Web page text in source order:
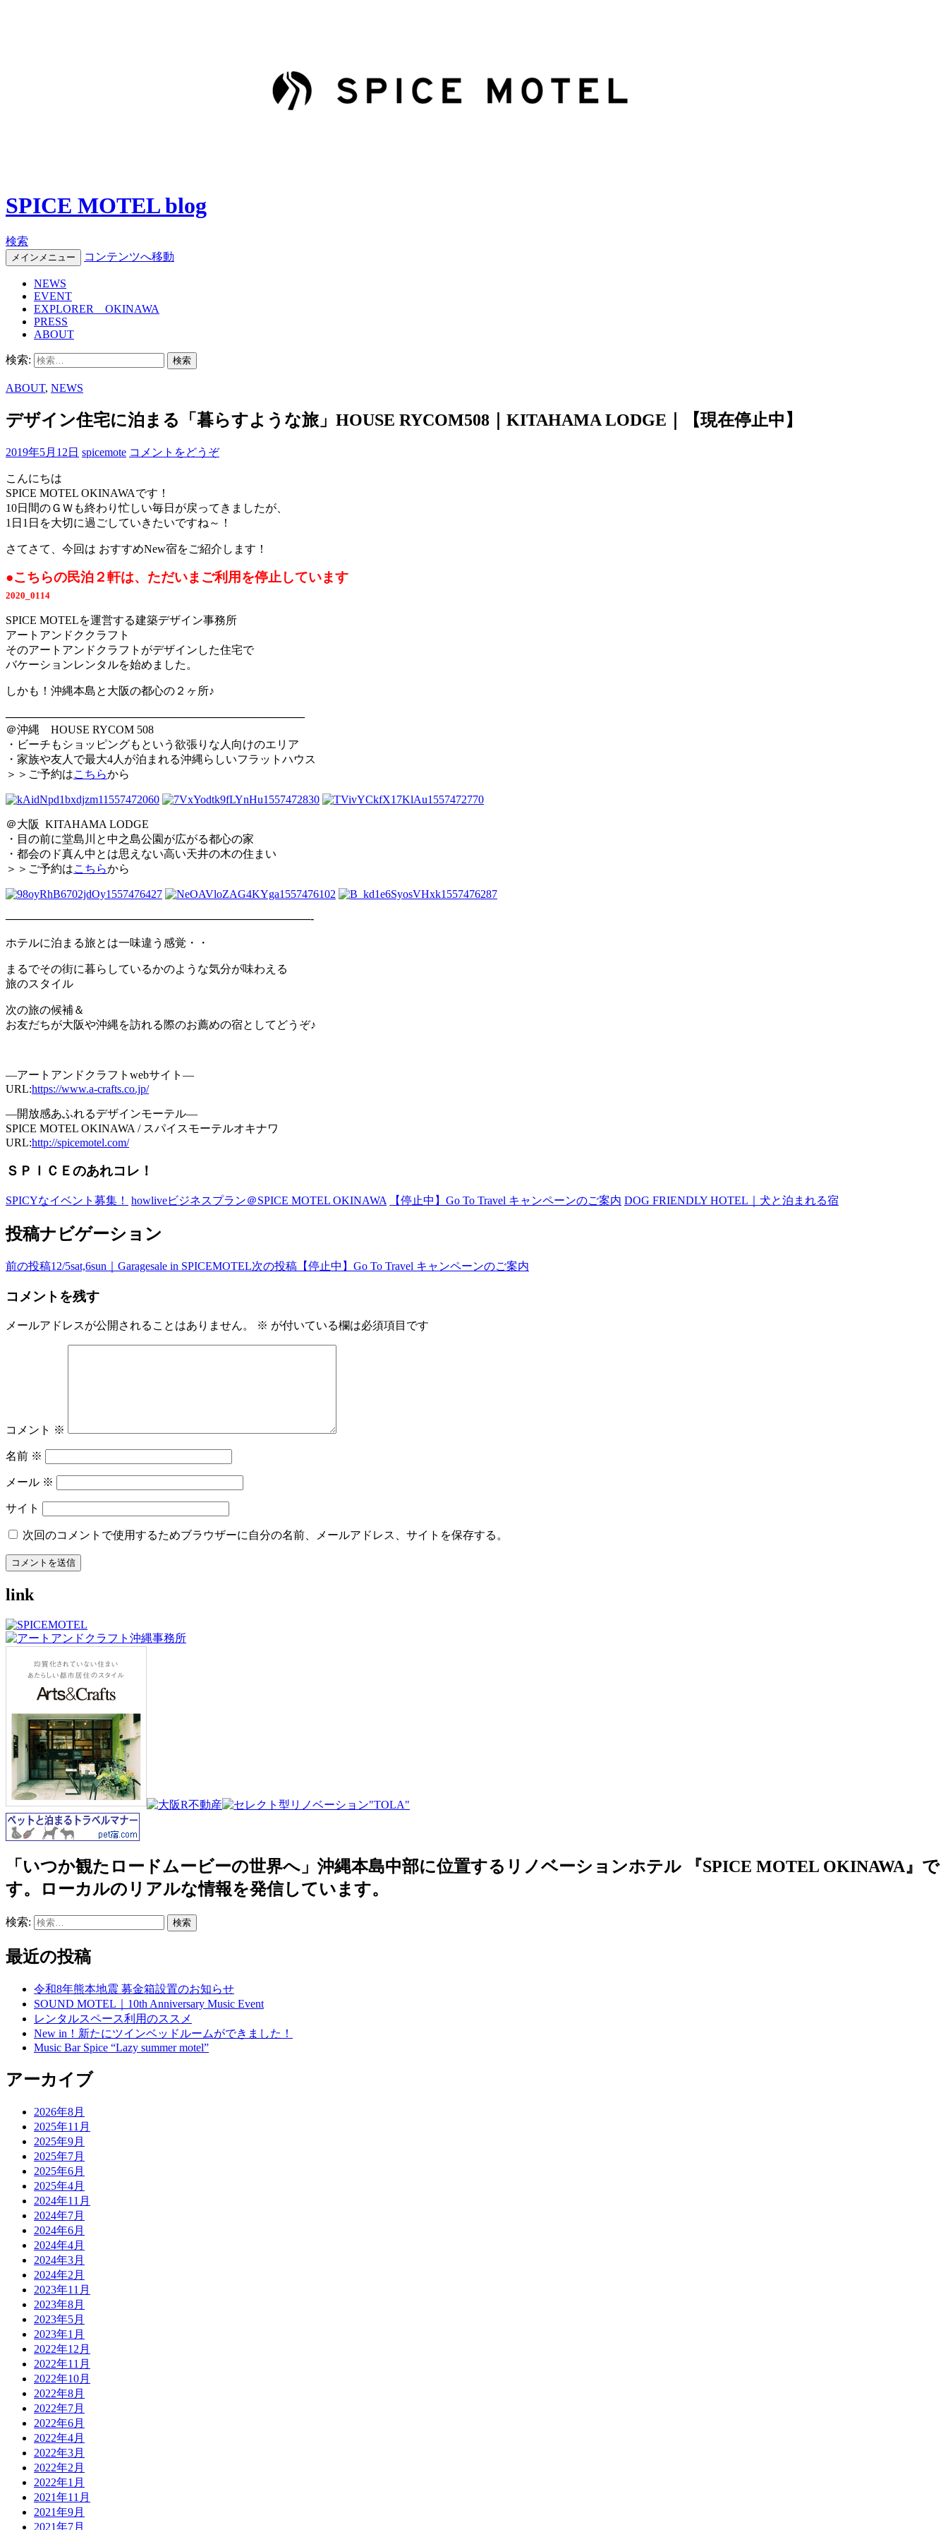
SPICE MOTEL blog
検索
メインメニュー コンテンツへ移動
NEWS
EVENT
EXPLORER OKINAWA
PRESS
ABOUT
検索:
ABOUT, NEWS
デザイン住宅に泊まる「暮らすような旅」HOUSE RYCOM508｜KITAHAMA LODGE｜【現在停止中】
2019年5月12日 spicemote コメントをどうぞ
こんにちは
SPICE MOTEL OKINAWAです！
10日間のＧＷも終わり忙しい毎日が戻ってきましたが、
1日1日を大切に過ごしていきたいですね～！
さてさて、今回は おすすめNew宿をご紹介します！
●こちらの民泊２軒は、ただいまご利用を停止しています
2020_0114
SPICE MOTELを運営する建築デザイン事務所
アートアンドククラフト
そのアートアンドクラフトがデザインした住宅で
バケーションレンタルを始めました。
しかも！沖縄本島と大阪の都心の２ヶ所♪
——————————————————————————–
＠沖縄 HOUSE RYCOM 508
・ビーチもショッピングもという欲張りな人向けのエリア
・家族や友人で最大4人が泊まれる沖縄らしいフラットハウス
＞＞ご予約はこちらから
＠大阪 KITAHAMA LODGE
・目の前に堂島川と中之島公園が広がる都心の家
・都会のド真ん中とは思えない高い天井の木の住まい
＞＞ご予約はこちらから
———————————————————————————-
ホテルに泊まる旅とは一味違う感覚・・
まるでその街に暮らしているかのような気分が味わえる
旅のスタイ ル
次の旅の候補＆
お友だちが大阪や沖縄を訪れる際のお薦めの宿としてどうぞ♪
—アートアンドクラフトwebサイト—
URL:https://www.a-crafts.co.jp/
—開放感あふれるデザインモーテル—
SPICE MOTEL OKINAWA / スパイスモーテルオキナワ
URL:http://spicemotel.com/
ＳＰＩＣＥのあれコレ！
SPICYなイベント募集！ howliveビジネスプラン＠SPICE MOTEL OKINAWA 【停止中】Go To Travel キャンペーンのご案内 DOG FRIENDLY HOTEL｜犬と泊まれる宿
投稿ナビゲーション
前の投稿12/5sat,6sun｜Garagesale in SPICEMOTEL次の投稿 【停止中】Go To Travel キャンペーンのご案内
コメントを残す
メールアドレスが公開されることはありません。 ※ が付いている欄は必須項目です
コメント ※
名前 ※
メール ※
サイト
次回のコメントで使用するためブラウザーに自分の名前、メールアドレス、サイトを保存する。
link
「いつか観たロードムービーの世界へ」沖縄本島中部に位置するリノベーションホテル 『SPICE MOTEL OKINAWA』で
す。ローカルのリアルな情報を発信しています。
検索:
最近の投稿
令和8年熊本地震 募金箱設置のお知らせ
SOUND MOTEL｜10th Anniversary Music Event
レンタルスペース利用のススメ
New in！新たにツインベッドルームができました！
Music Bar Spice “Lazy summer motel”
アーカイブ
2026年8月
2025年11月
2025年9月
2025年7月
2025年6月
2025年4月
2024年11月
2024年7月
2024年6月
2024年4月
2024年3月
2024年2月
2023年11月
2023年8月
2023年5月
2023年1月
2022年12月
2022年11月
2022年10月
2022年8月
2022年7月
2022年6月
2022年4月
2022年3月
2022年2月
2022年1月
2021年11月
2021年9月
2021年7月